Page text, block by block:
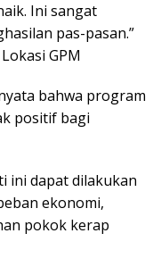
Ini sangat
pas-pasan.”
GPM
bahwa program
positif bagi
ini dapat dilakukan
ekonomi,
pokok kerap